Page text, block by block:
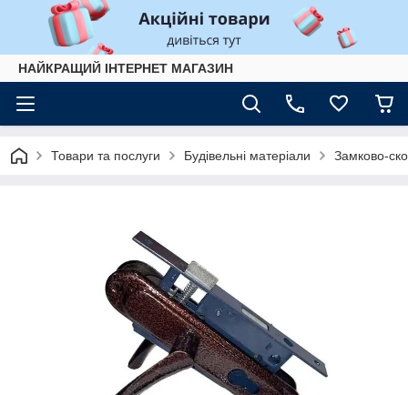
НАЙКРАЩИЙ ІНТЕРНЕТ МАГАЗИН
Товари та послуги Будівельні матеріали Замково-